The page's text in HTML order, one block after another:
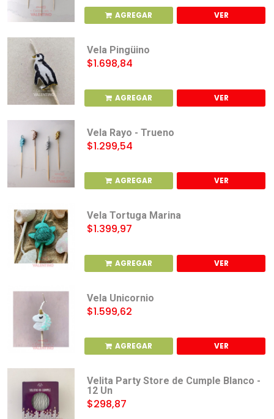
AGREGAR VER
Vela Pingüino
$1.698,84
AGREGAR VER
Vela Rayo - Trueno
$1.299,54
AGREGAR VER
Vela Tortuga Marina
$1.399,97
AGREGAR VER
Vela Unicornio
$1.599,62
AGREGAR VER
Velita Party Store de Cumple Blanco -
12 Un
$298,87